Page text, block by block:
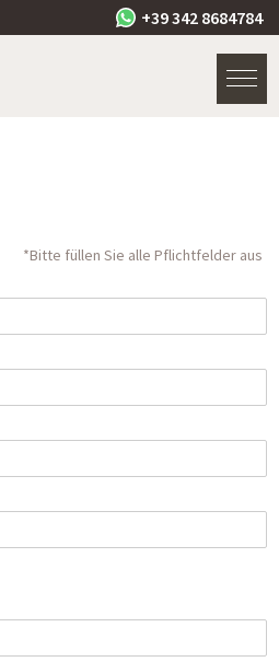
+39 342 8684784
*Bitte füllen Sie alle Pflichtfelder aus